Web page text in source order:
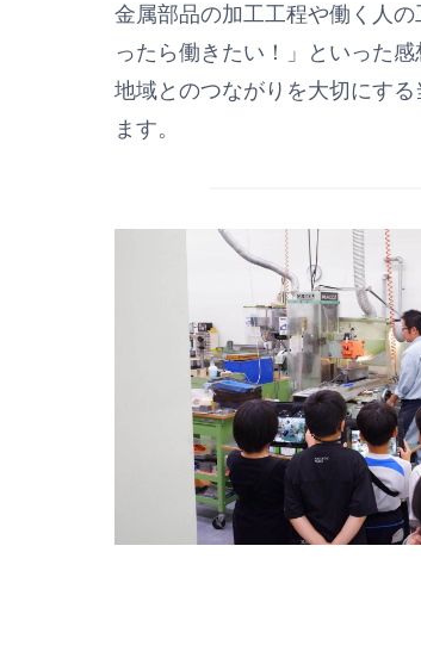
金属部品の加工工程や働く人
ったら働きたい！」といった
地域とのつながりを大切にす
ます。